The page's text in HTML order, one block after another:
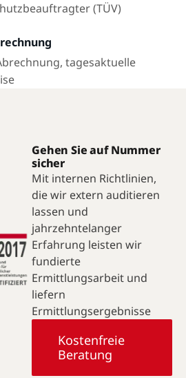
(TÜV)
tagesaktuelle
Gehen Sie auf Nummer
sicher
Mit internen Richtlinien,
die wir extern auditieren
lassen und
jahrzehntelanger
Erfahrung leisten wir
fundierte
Ermittlungsarbeit und
liefern
Ermittlungsergebnisse
Kostenfreie
Beratung